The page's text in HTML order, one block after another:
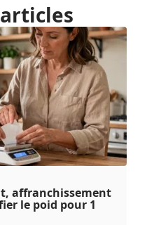
affranchissement
le poid pour 1